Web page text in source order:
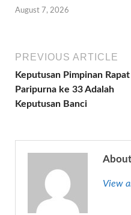
August 7, 2026
PREVIOUS ARTICLE
Keputusan Pimpinan Rapat
Paripurna ke 33 Adalah
Keputusan Banci
View